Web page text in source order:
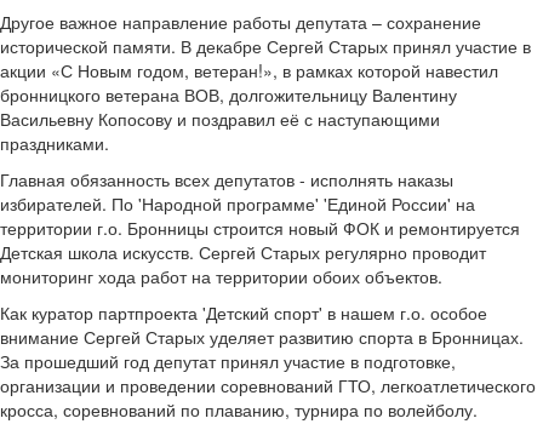
Другое важное направление работы депутата – сохранение
исторической памяти. В декабре Сергей Старых принял участие в
акции «С Новым годом, ветеран!», в рамках которой навестил
бронницкого ветерана ВОВ, долгожительницу Валентину
Васильевну Копосову и поздравил её с наступающими
праздниками.
Главная обязанность всех депутатов - исполнять наказы
избирателей. По 'Народной программе' 'Единой России' на
территории г.о. Бронницы строится новый ФОК и ремонтируется
Детская школа искусств. Сергей Старых регулярно проводит
мониторинг хода работ на территории обоих объектов.
Как куратор партпроекта 'Детский спорт' в нашем г.о. особое
внимание Сергей Старых уделяет развитию спорта в Бронницах.
За прошедший год депутат принял участие в подготовке,
организации и проведении соревнований ГТО, легкоатлетического
кросса, соревнований по плаванию, турнира по волейболу.